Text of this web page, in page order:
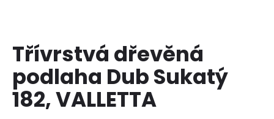
Třívrstvá dřevěná
podlaha Dub Sukatý
182, VALLETTA
í
t
?